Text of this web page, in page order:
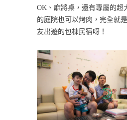
OK、麻將桌，還有專屬的超
的庭院也可以烤肉，完全就
友出遊的包棟民宿呀！